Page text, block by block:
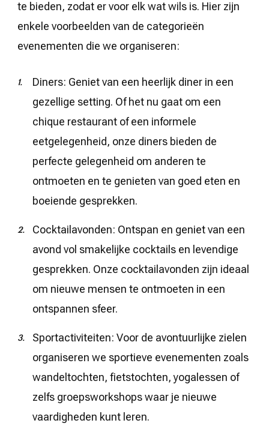
te bieden, zodat er voor elk wat wils is. Hier zijn
enkele voorbeelden van de categorieën
evenementen die we organiseren:
Diners: Geniet van een heerlijk diner in een
gezellige setting. Of het nu gaat om een
chique restaurant of een informele
eetgelegenheid, onze diners bieden de
perfecte gelegenheid om anderen te
ontmoeten en te genieten van goed eten en
boeiende gesprekken.
Cocktailavonden: Ontspan en geniet van een
avond vol smakelijke cocktails en levendige
gesprekken. Onze cocktailavonden zijn ideaal
om nieuwe mensen te ontmoeten in een
ontspannen sfeer.
Sportactiviteiten: Voor de avontuurlijke zielen
organiseren we sportieve evenementen zoals
wandeltochten, fietstochten, yogalessen of
zelfs groepsworkshops waar je nieuwe
vaardigheden kunt leren.